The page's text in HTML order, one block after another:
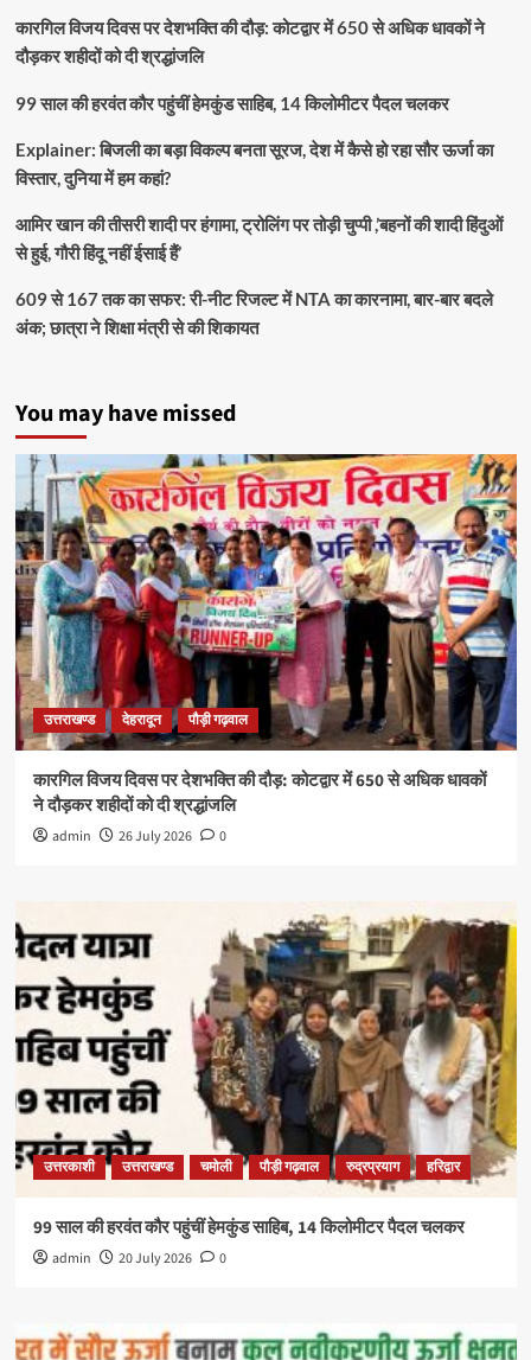
कारगिल विजय दिवस पर देशभक्ति की दौड़: कोटद्वार में 650 से अधिक धावकों ने
दौड़कर शहीदों को दी श्रद्धांजलि
99 साल की हरवंत कौर पहुंचीं हेमकुंड साहिब, 14 किलोमीटर पैदल चलकर
Explainer: बिजली का बड़ा विकल्प बनता सूरज, देश में कैसे हो रहा सौर ऊर्जा का
विस्तार, दुनिया में हम कहां?
आमिर खान की तीसरी शादी पर हंगामा, ट्रोलिंग पर तोड़ी चुप्पी ,’बहनों की शादी हिंदुओं
से हुई, गौरी हिंदू नहीं ईसाई हैं’
609 से 167 तक का सफर: री-नीट रिजल्ट में NTA का कारनामा, बार-बार बदले
अंक; छात्रा ने शिक्षा मंत्री से की शिकायत
You may have missed
उत्तराखण्ड देहरादून पौड़ी गढ़वाल
कारगिल विजय दिवस पर देशभक्ति की दौड़: कोटद्वार में 650 से अधिक धावकों
ने दौड़कर शहीदों को दी श्रद्धांजलि
admin 26 July 2026 0
उत्तरकाशी उत्तराखण्ड चमोली पौड़ी गढ़वाल रुद्रप्रयाग हरिद्वार
99 साल की हरवंत कौर पहुंचीं हेमकुंड साहिब, 14 किलोमीटर पैदल चलकर
admin 20 July 2026 0